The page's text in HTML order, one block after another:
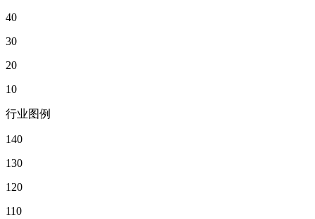
40
30
20
10
行业图例
140
130
120
110